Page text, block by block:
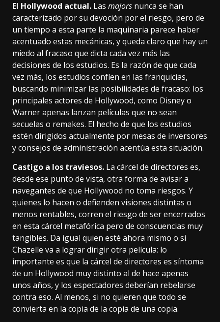
El Hollywood actual. Las majors nunca se han
caracterizado por su devoción por el riesgo, pero de
un tiempo a esta parte la maquinaria parece haber
acentuado estas mecánicas, y queda claro que hay un
miedo al fracaso que dicta cada vez más las
decisiones de los estudios. Es la razón de que cada
vez más, los estudios confíen en las franquicias,
buscando minimizar las posibilidades de fracaso: los
principales actores de Hollywood, como Disney o
Warner apenas lanzan películas que no sean
secuelas o remakes. El hecho de que los estudios
estén dirigidos actualmente por mesas de inversores
y consejos de administración acentúa esta situación.
Castigo a los traviesos. La cárcel de directores es,
desde ese punto de vista, otra forma de avisar a
navegantes de que Hollywood no toma riesgos. Y
quienes lo hacen o defienden visiones distintas o
menos rentables, corren el riesgo de ser encerrados
en esta cárcel metafórica pero de conscuencias muy
tangibles. Da igual quien esté ahora mismo o si
Chazelle va a lograr dirigir otra película: lo
importante es que la cárcel de directores es síntoma
de un Hollywood muy distinto al de hace apenas
unos años, y los espectadores deberían rebelarse
contra eso. Al menos, si no quieren que todo se
convierta en la copia de la copia de una copia.